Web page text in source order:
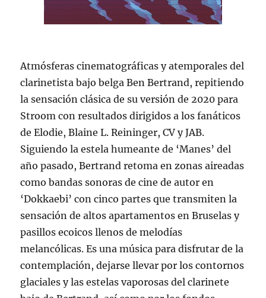
Atmósferas cinematográficas y atemporales del
clarinetista bajo belga Ben Bertrand, repitiendo
la sensación clásica de su versión de 2020 para
Stroom con resultados dirigidos a los fanáticos
de Elodie, Blaine L. Reininger, CV y JAB.
Siguiendo la estela humeante de ‘Manes’ del
año pasado, Bertrand retoma en zonas aireadas
como bandas sonoras de cine de autor en
‘Dokkaebi’ con cinco partes que transmiten la
sensación de altos apartamentos en Bruselas y
pasillos ecoicos llenos de melodías
melancólicas. Es una música para disfrutar de la
contemplación, dejarse llevar por los contornos
glaciales y las estelas vaporosas del clarinete